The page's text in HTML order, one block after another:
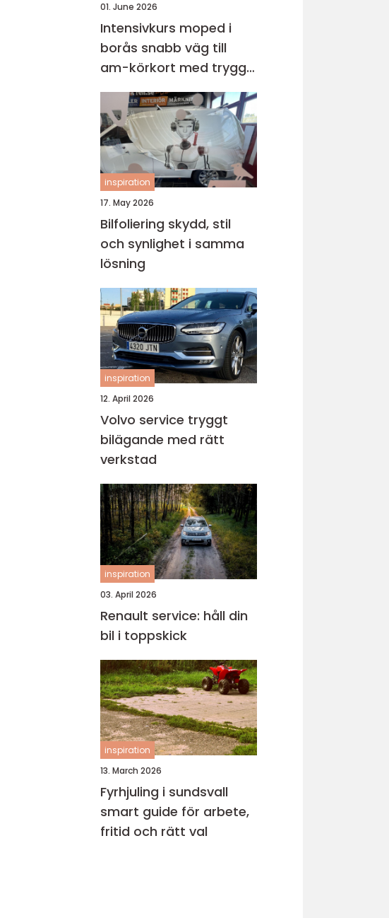
01. June 2026
Intensivkurs moped i
borås snabb väg till
am-körkort med trygg
grund
inspiration
17. May 2026
Bilfoliering skydd, stil
och synlighet i samma
lösning
inspiration
12. April 2026
Volvo service tryggt
bilägande med rätt
verkstad
inspiration
03. April 2026
Renault service: håll din
bil i toppskick
inspiration
13. March 2026
Fyrhjuling i sundsvall
smart guide för arbete,
fritid och rätt val